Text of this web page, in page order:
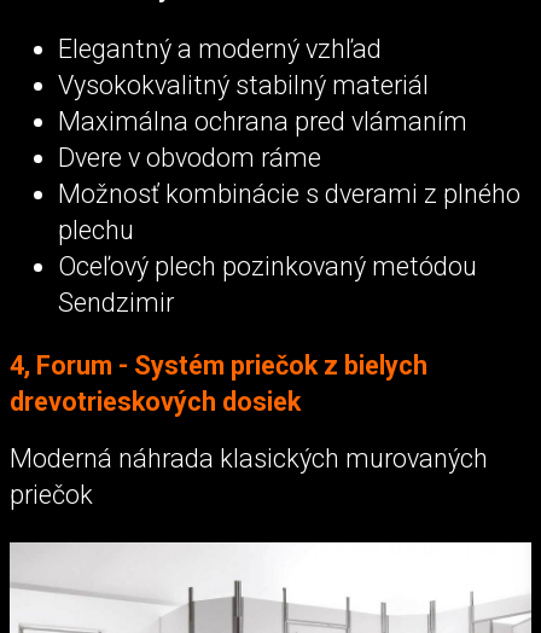
Elegantný a moderný vzhľad
Vysokokvalitný stabilný materiál
Maximálna ochrana pred vlámaním
Dvere v obvodom ráme
Možnosť kombinácie s dverami z plného
plechu
Oceľový plech pozinkovaný metódou
Sendzimir
4, Forum - Systém priečok z bielych
drevotrieskových dosiek
Moderná náhrada klasických murovaných
priečok